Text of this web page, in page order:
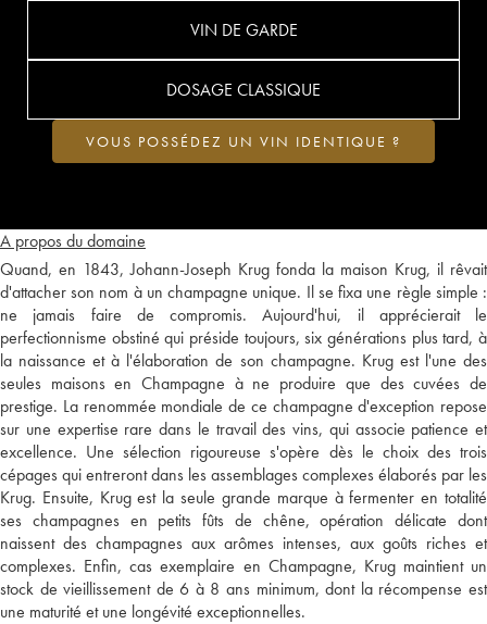
A propos du domaine
Quand, en 1843, Johann-Joseph Krug fonda la maison Krug, il rêvait
d'attacher son nom à un champagne unique. Il se fixa une règle simple :
ne jamais faire de compromis. Aujourd'hui, il apprécierait le
perfectionnisme obstiné qui préside toujours, six générations plus tard, à
la naissance et à l'élaboration de son champagne. Krug est l'une des
seules maisons en Champagne à ne produire que des cuvées de
prestige. La renommée mondiale de ce champagne d'exception repose
sur une expertise rare dans le travail des vins, qui associe patience et
excellence. Une sélection rigoureuse s'opère dès le choix des trois
cépages qui entreront dans les assemblages complexes élaborés par les
Krug. Ensuite, Krug est la seule grande marque à fermenter en totalité
ses champagnes en petits fûts de chêne, opération délicate dont
naissent des champagnes aux arômes intenses, aux goûts riches et
complexes. Enfin, cas exemplaire en Champagne, Krug maintient un
stock de vieillissement de 6 à 8 ans minimum, dont la récompense est
une maturité et une longévité exceptionnelles.
VIN DE GARDE
DOSAGE CLASSIQUE
VOUS POSSÉDEZ UN VIN IDENTIQUE ?